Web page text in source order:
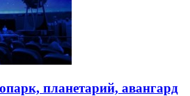
планетарий, авангард